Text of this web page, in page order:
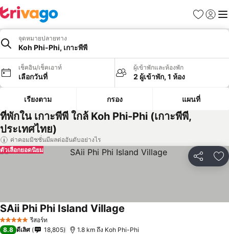
รายการโป
เข้าสู่ร
เมนู
จุดหมายปลายทาง
Koh Phi-Phi, เกาะพีพี
เช็คอิน/เช็คเอาท์
เลือกวันที่
ผู้เข้าพักและห้องพัก
2 ผู้เข้าพัก, 1 ห้อง
เรียงตาม กรอง แผนที่
ที่พักใน เกาะพีพี ใกล้ Koh Phi-Phi (เกาะพีพี,
ประเทศไทย)
ค่าคอมมิชชั่นมีผลต่ออันดับอย่างไร
แชร์ เ
ตัวเลือกยอดนิยม
5 ดาว รีสอร์ท
SAii Phi Phi Island Village
8.8 ดีเลิศ 18,805 1.8 km ถึง Koh Phi-Phi